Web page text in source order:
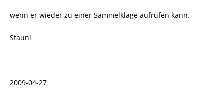
wenn er wieder zu einer Sammelklage aufrufen kann.
Stauni
2009-04-27